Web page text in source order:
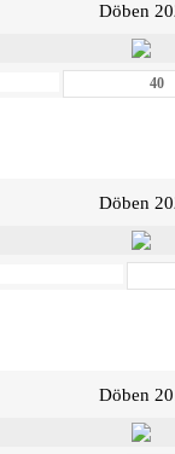
Döben
Döben
Döben